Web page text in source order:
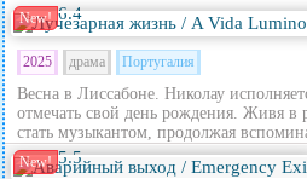
New! 6.4
2025 драма Португалия
Весна в Лиссабоне. Николау
отмечать свой день рождения. Живя в
стать музыкантом, продолжая
New! 5.5